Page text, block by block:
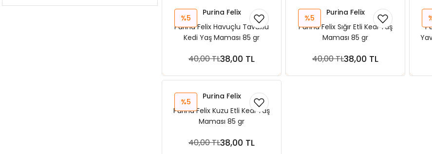
%5
Purina Felix
Purina Felix Havuçlu Tavuklu
Kedi Yaş Maması 85 gr
40,00 TL38,00 TL
Sepete Ekle
%5
Purina Felix
Purina Felix Sığır Etli Kedi Yaş
Maması 85 gr
40,00 TL38,00 TL
Sepete Ekle
%5
Purina Felix
Purina Felix Kuzu Etli Kedi Yaş
Maması 85 gr
40,00 TL38,00 TL
Sepete Ekle